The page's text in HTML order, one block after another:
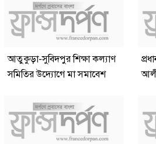
আতুকুড়া-সুবিদপুর শিক্ষা কল্যাণ
সমিতির উদ্যোগে মা সমাবেশ